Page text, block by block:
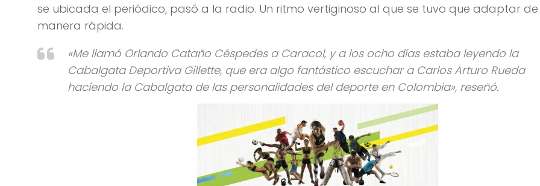
se ubicada el periódico, pasó a la radio. Un ritmo vertiginoso al que se tuvo que adaptar de
manera rápida.
«Me llamó Orlando Cataño Céspedes a Caracol, y a los ocho días estaba leyendo la
Cabalgata Deportiva Gillette, que era algo fantástico escuchar a Carlos Arturo Rueda
haciendo la Cabalgata de las personalidades del deporte en Colombia», reseñó.